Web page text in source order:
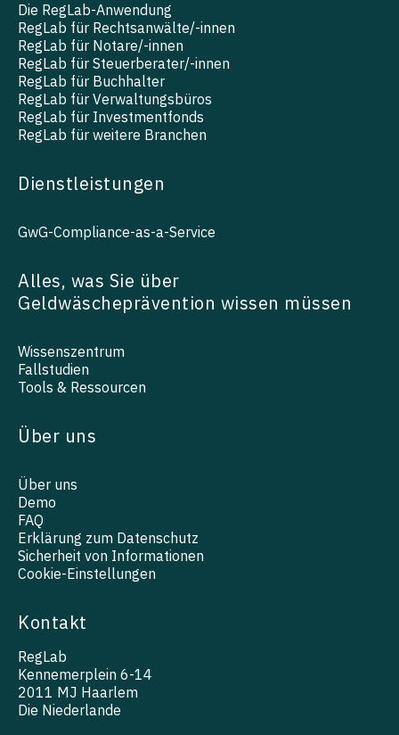
Die RegLab-Anwendung
RegLab für Rechtsanwälte/-innen
RegLab für Notare/-innen
RegLab für Steuerberater/-innen
RegLab für Buchhalter
RegLab für Verwaltungsbüros
RegLab für Investmentfonds
RegLab für weitere Branchen
Dienstleistungen
GwG-Compliance-as-a-Service
Alles, was Sie über
Geldwäscheprävention wissen müssen
Wissenszentrum
Fallstudien
Tools & Ressourcen
Über uns
Über uns
Demo
FAQ
Erklärung zum Datenschutz
Sicherheit von Informationen
Cookie-Einstellungen
Kontakt
RegLab
Kennemerplein 6-14
2011 MJ Haarlem
Die Niederlande